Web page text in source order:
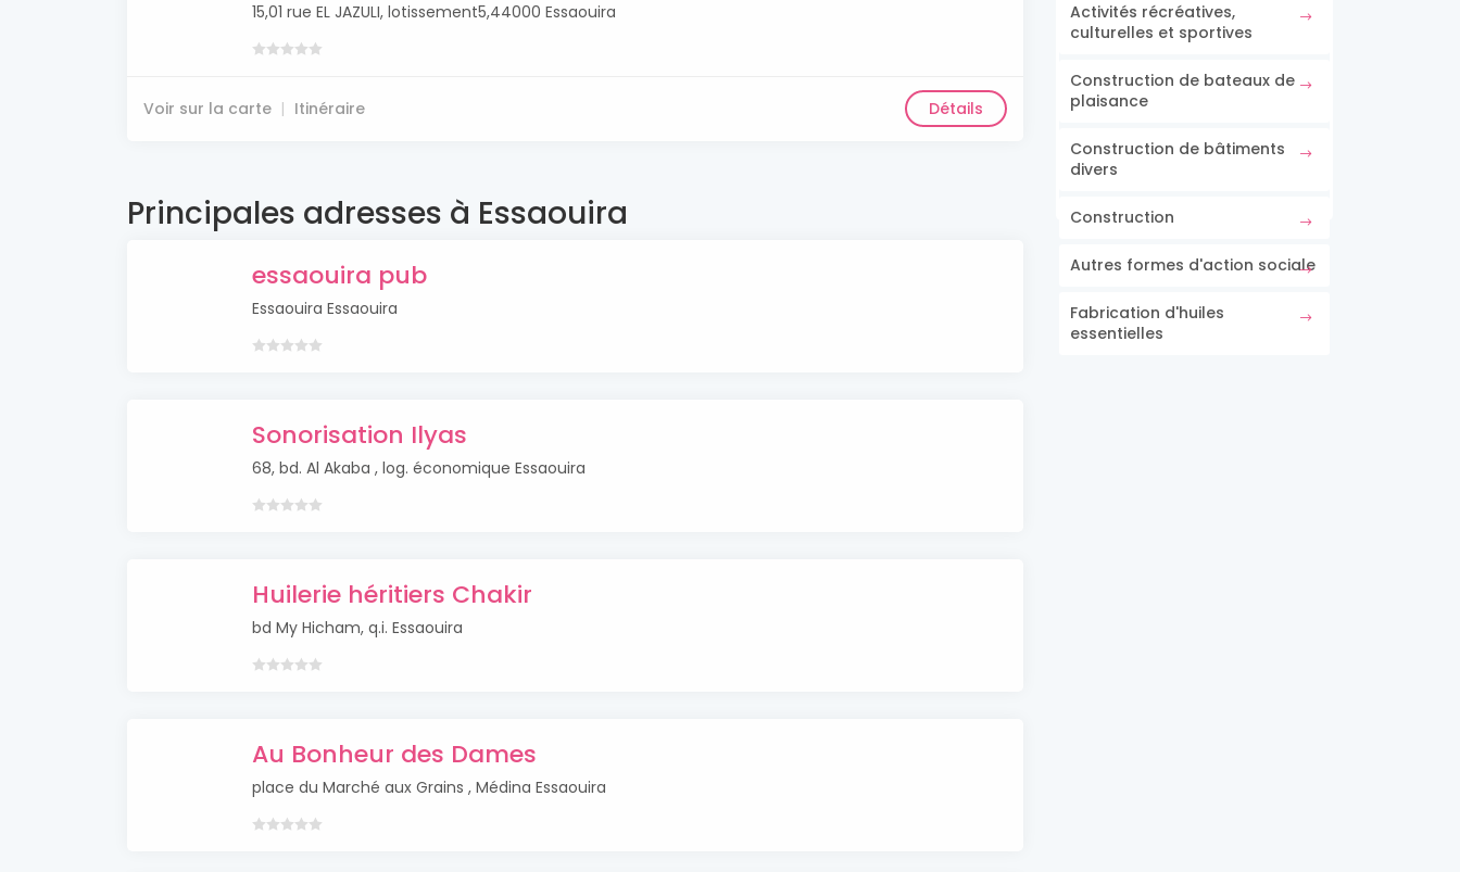
15,01 rue EL JAZULI, lotissement5,44000 Essaouira
Voir sur la carte Itinéraire Détails
Principales adresses à Essaouira
essaouira pub
Essaouira Essaouira
Sonorisation Ilyas
68, bd. Al Akaba , log. économique Essaouira
Huilerie héritiers Chakir
bd My Hicham, q.i. Essaouira
Au Bonheur des Dames
place du Marché aux Grains , Médina Essaouira
Activités récréatives,
culturelles et sportives
Construction de bateaux de
plaisance
Construction de bâtiments
divers
Construction
Autres formes d'action sociale
Fabrication d'huiles
essentielles